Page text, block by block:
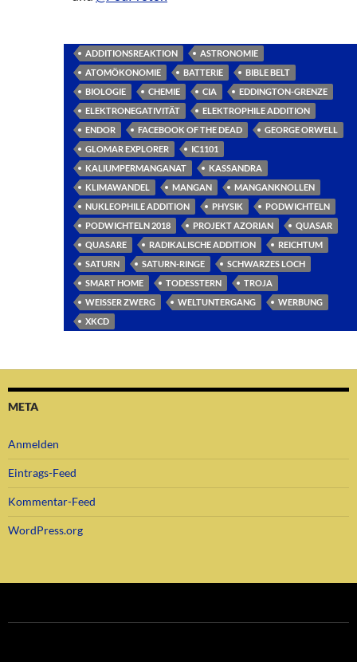
ADDITIONSREAKTION
ASTRONOMIE
ATOMÖKONOMIE
BATTERIE
BIBLE BELT
BIOLOGIE
CHEMIE CIA
EDDINGTON-GRENZE
ELEKTRONEGATIVITÄT
ELEKTROPHILE ADDITION
ENDOR
FACEBOOK OF THE DEAD
GEORGE ORWELL
GLOMAR EXPLORER
IC1101
KALIUMPERMANGANAT
KASSANDRA
KLIMAWANDEL
MANGAN
MANGANKNOLLEN
NUKLEOPHILE ADDITION
PHYSIK
PODWICHTELN
PODWICHTELN 2018
PROJEKT AZORIAN
QUASAR
QUASARE
RADIKALISCHE ADDITION
REICHTUM
SATURN
SATURN-RINGE
SCHWARZES LOCH
SMART HOME
TODESSTERN
TROJA
WEISSER ZWERG
WELTUNTERGANG
WERBUNG
XKCD
META
Anmelden
Eintrags-Feed
Kommentar-Feed
WordPress.org